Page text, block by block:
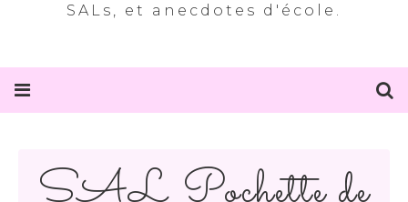
SALs, et anecdotes d'école.